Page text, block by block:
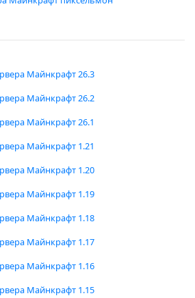
Майнкрафт 26.3
Майнкрафт 26.2
Майнкрафт 26.1
Майнкрафт 1.21
Майнкрафт 1.20
Майнкрафт 1.19
Майнкрафт 1.18
Майнкрафт 1.17
Майнкрафт 1.16
Майнкрафт 1.15